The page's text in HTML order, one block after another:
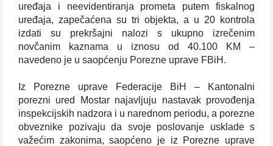
uređaja i neevidentiranja prometa putem fiskalnog
uređaja, zapečaćena su tri objekta, a u 20 kontrola
izdati su prekršajni nalozi s ukupno izrečenim
novčanim kaznama u iznosu od 40.100 KM –
navedeno je u saopćenju Porezne uprave FBiH.
Iz Porezne uprave Federacije BiH – Kantonalni
porezni ured Mostar najavljuju nastavak provođenja
inspekcijskih nadzora i u narednom periodu, a porezne
obveznike pozivaju da svoje poslovanje usklade s
važećim zakonima, saopćeno je iz Porezne uprave